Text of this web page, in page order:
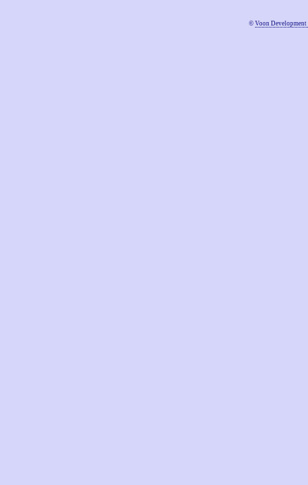
© Voon Development